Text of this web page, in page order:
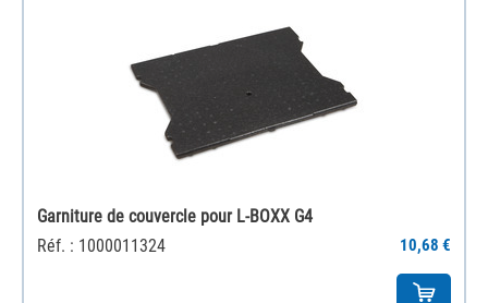
Garniture de couvercle pour L-BOXX G4
Réf. : 1000011324
10,68 €